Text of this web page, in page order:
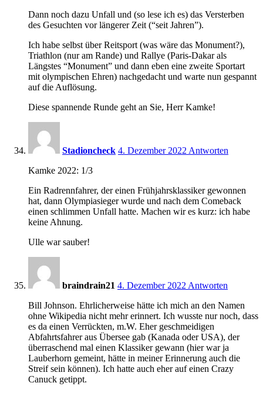
Dann noch dazu Unfall und (so lese ich es) das Versterben
des Gesuchten vor längerer Zeit (“seit Jahren”).
Ich habe selbst über Reitsport (was wäre das Monument?),
Triathlon (nur am Rande) und Rallye (Paris-Dakar als
Längstes “Monument” und dann eben eine zweite Sportart
mit olympischen Ehren) nachgedacht und warte nun gespannt
auf die Auflösung.
Diese spannende Runde geht an Sie, Herr Kamke!
Stadioncheck 4. Dezember 2022 Antworten
Kamke 2022: 1/3
Ein Radrennfahrer, der einen Frühjahrsklassiker gewonnen
hat, dann Olympiasieger wurde und nach dem Comeback
einen schlimmen Unfall hatte. Machen wir es kurz: ich habe
keine Ahnung.
Ulle war sauber!
braindrain21 4. Dezember 2022 Antworten
Bill Johnson. Ehrlicherweise hätte ich mich an den Namen
ohne Wikipedia nicht mehr erinnert. Ich wusste nur noch, dass
es da einen Verrückten, m.W. Eher geschmeidigen
Abfahrtsfahrer aus Übersee gab (Kanada oder USA), der
überraschend mal einen Klassiker gewann (hier war ja
Lauberhorn gemeint, hätte in meiner Erinnerung auch die
Streif sein können). Ich hatte auch eher auf einen Crazy
Canuck getippt.